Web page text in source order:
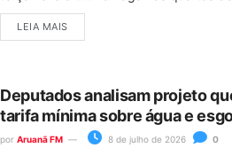
LEIA MAIS
Deputados analisam projeto
tarifa mínima sobre água e
por Aruanã FM 8 de julho de 2026 0